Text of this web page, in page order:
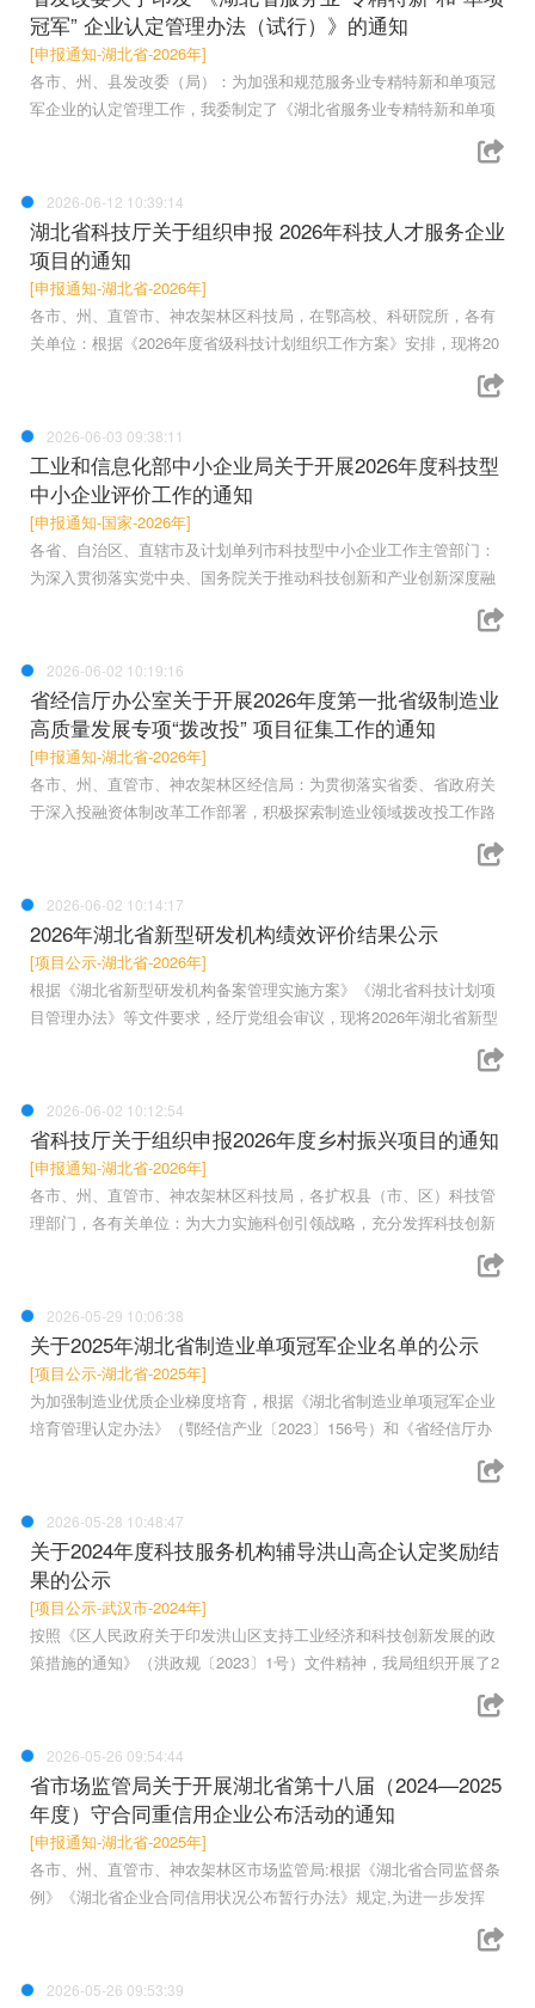
冠军” 企业认定管理办法（试行）》的通知
[申报通知-湖北省-2026年]
各市、州、县发改委（局）：为加强和规范服务业专精特新和单项冠
军企业的认定管理工作，我委制定了《湖北省服务业专精特新和单项
2026-06-12 10:39:14
湖北省科技厅关于组织申报 2026年科技人才服务企业
项目的通知
[申报通知-湖北省-2026年]
各市、州、直管市、神农架林区科技局，在鄂高校、科研院所，各有
关单位：根据《2026年度省级科技计划组织工作方案》安排，现将20
2026-06-03 09:38:11
工业和信息化部中小企业局关于开展2026年度科技型
中小企业评价工作的通知
[申报通知-国家-2026年]
各省、自治区、直辖市及计划单列市科技型中小企业工作主管部门：
为深入贯彻落实党中央、国务院关于推动科技创新和产业创新深度融
2026-06-02 10:19:16
省经信厅办公室关于开展2026年度第一批省级制造业
高质量发展专项“拨改投” 项目征集工作的通知
[申报通知-湖北省-2026年]
各市、州、直管市、神农架林区经信局：为贯彻落实省委、省政府关
于深入投融资体制改革工作部署，积极探索制造业领域拨改投工作路
2026-06-02 10:14:17
2026年湖北省新型研发机构绩效评价结果公示
[项目公示-湖北省-2026年]
根据《湖北省新型研发机构备案管理实施方案》《湖北省科技计划项
目管理办法》等文件要求，经厅党组会审议，现将2026年湖北省新型
2026-06-02 10:12:54
省科技厅关于组织申报2026年度乡村振兴项目的通知
[申报通知-湖北省-2026年]
各市、州、直管市、神农架林区科技局，各扩权县（市、区）科技管
理部门，各有关单位：为大力实施科创引领战略，充分发挥科技创新
2026-05-29 10:06:38
关于2025年湖北省制造业单项冠军企业名单的公示
[项目公示-湖北省-2025年]
为加强制造业优质企业梯度培育，根据《湖北省制造业单项冠军企业
培育管理认定办法》（鄂经信产业〔2023〕156号）和《省经信厅办
2026-05-28 10:48:47
关于2024年度科技服务机构辅导洪山高企认定奖励结
果的公示
[项目公示-武汉市-2024年]
按照《区人民政府关于印发洪山区支持工业经济和科技创新发展的政
策措施的通知》（洪政规〔2023〕1号）文件精神，我局组织开展了2
2026-05-26 09:54:44
省市场监管局关于开展湖北省第十八届（2024—2025
年度）守合同重信用企业公布活动的通知
[申报通知-湖北省-2025年]
各市、州、直管市、神农架林区市场监管局:根据《湖北省合同监督条
例》《湖北省企业合同信用状况公布暂行办法》规定,为进一步发挥
2026-05-26 09:53:39